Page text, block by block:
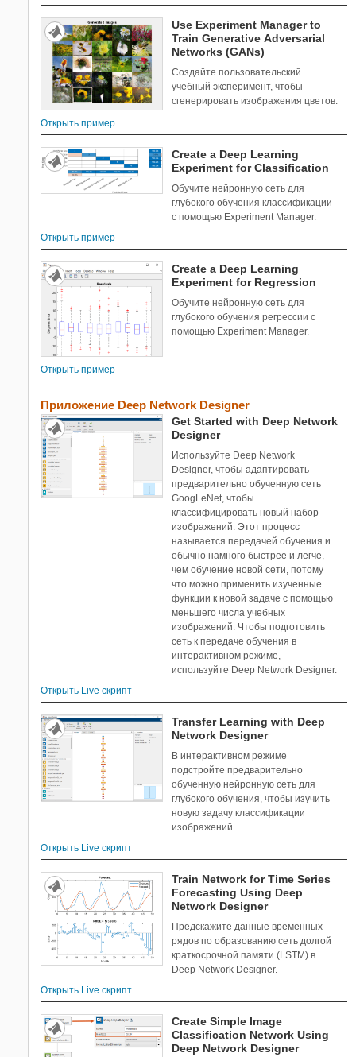
Use Experiment Manager to
Train Generative Adversarial
Networks (GANs)
Создайте пользовательский
учебный эксперимент, чтобы
сгенерировать изображения цветов.
Открыть пример
Create a Deep Learning
Experiment for Classification
Обучите нейронную сеть для
глубокого обучения классификации
с помощью Experiment Manager.
Открыть пример
Create a Deep Learning
Experiment for Regression
Обучите нейронную сеть для
глубокого обучения регрессии с
помощью Experiment Manager.
Открыть пример
Приложение Deep Network Designer
Get Started with Deep Network
Designer
Используйте Deep Network
Designer, чтобы адаптировать
предварительно обученную сеть
GoogLeNet, чтобы
классифицировать новый набор
изображений. Этот процесс
называется передачей обучения и
обычно намного быстрее и легче,
чем обучение новой сети, потому
что можно применить изученные
функции к новой задаче с помощью
меньшего числа учебных
изображений. Чтобы подготовить
сеть к передаче обучения в
интерактивном режиме,
используйте Deep Network Designer.
Открыть Live скрипт
Transfer Learning with Deep
Network Designer
В интерактивном режиме
подстройте предварительно
обученную нейронную сеть для
глубокого обучения, чтобы изучить
новую задачу классификации
изображений.
Открыть Live скрипт
Train Network for Time Series
Forecasting Using Deep
Network Designer
Предскажите данные временных
рядов по образованию сеть долгой
краткосрочной памяти (LSTM) в
Deep Network Designer.
Открыть Live скрипт
Create Simple Image
Classification Network Using
Deep Network Designer